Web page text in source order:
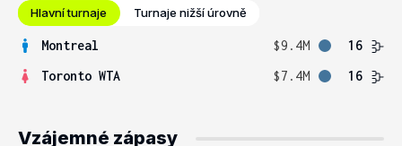
Hlavní turnaje Turnaje nižší úrovně
Montreal $9.4M
16
Toronto WTA
$7.4M 16
Vzájemné zápasy